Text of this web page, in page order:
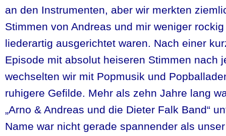
an den Instrumenten, aber wir merkten
Stimmen von Andreas und mir weniger
liederartig ausgerichtet waren. Nach einer
Episode mit absolut heiseren Stimmen nach
wechselten wir mit Popmusik und
ruhigere Gefilde. Mehr als zehn Jahre lang
„Arno & Andreas und die Dieter Falk Band“
Name war nicht gerade spannender als